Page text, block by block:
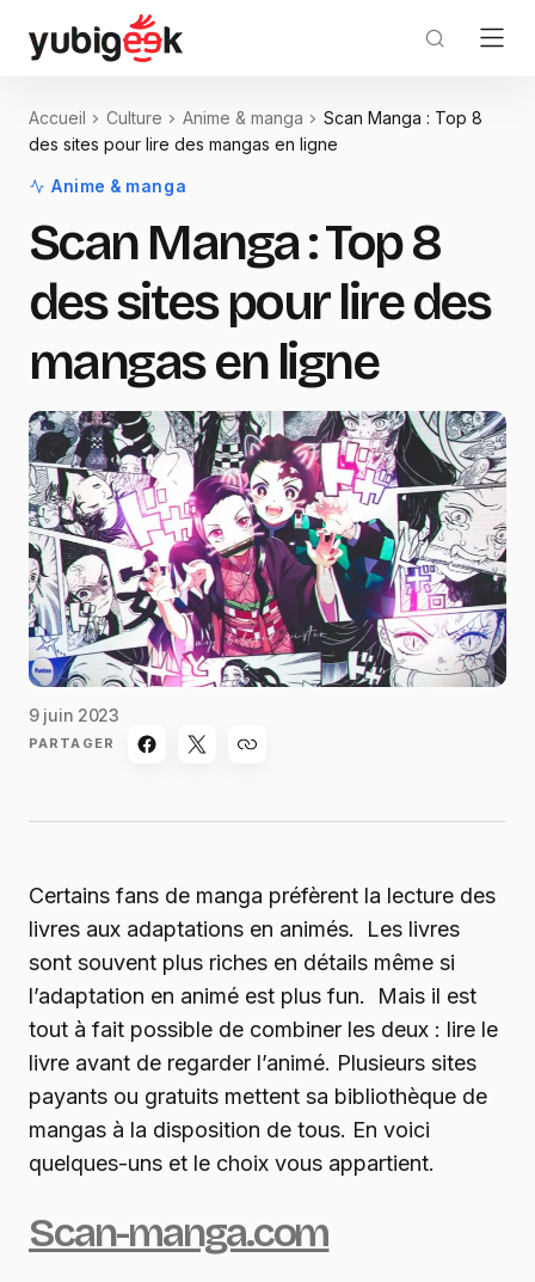
Accueil Culture Anime & manga
Scan Manga : Top 8
des sites pour lire des mangas en ligne
Anime & manga
Scan Manga : Top 8
des sites pour lire des
mangas en ligne
9 juin 2023
PARTAGER
Certains fans de manga préfèrent la lecture des
livres aux adaptations en animés. Les livres
sont souvent plus riches en détails même si
l’adaptation en animé est plus fun. Mais il est
tout à fait possible de combiner les deux : lire le
livre avant de regarder l’animé. Plusieurs sites
payants ou gratuits mettent sa bibliothèque de
mangas à la disposition de tous. En voici
quelques-uns et le choix vous appartient.
Scan-manga.com